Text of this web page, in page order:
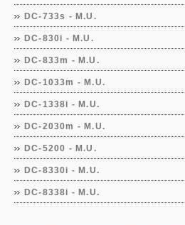
DC-733s - M.U.
DC-830i - M.U.
DC-833m - M.U.
DC-1033m - M.U.
DC-1338i - M.U.
DC-2030m - M.U.
DC-5200 - M.U.
DC-8330i - M.U.
DC-8338i - M.U.